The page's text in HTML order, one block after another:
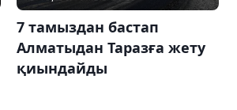
7 тамыздан бастап
Алматыдан Таразға жету
қиындайды